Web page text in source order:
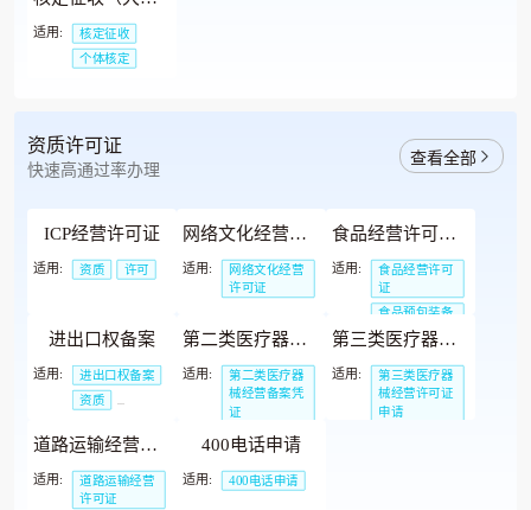
适用:
核定征收
个体核定
资质许可证
快速高通过率办理
查看全部
ICP经营许可证
适用: 资质 许可
网络文化经营许可证（直播、娱乐）
适用:
网络文化经营
许可证
食品经营许可证（预包装食品备案）
适用:
食品经营许可
证
食品预包装备
案
进出口权备案
适用:
进出口权备案
资质
第二类医疗器械经营备案凭证
适用:
第二类医疗器
械经营备案凭
证
第三类医疗器械经营许可证申请
适用:
第三类医疗器
械经营许可证
申请
道路运输经营许可证
适用:
道路运输经营
许可证
400电话申请
适用: 400电话申请